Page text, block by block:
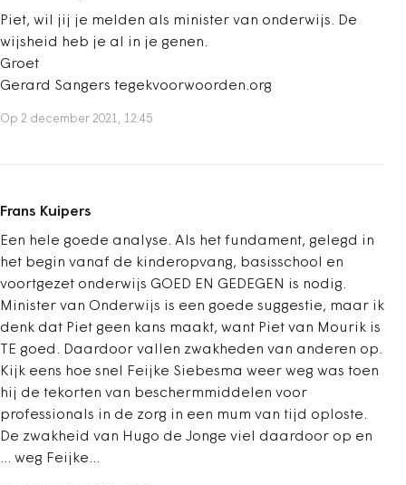
Piet, wil jij je melden als minister van onderwijs. De
wijsheid heb je al in je genen.
Groet
Gerard Sangers tegekvoorwoorden.org
Op 2 december 2021, 12:45
Frans Kuipers
Een hele goede analyse. Als het fundament, gelegd in
het begin vanaf de kinderopvang, basisschool en
voortgezet onderwijs GOED EN GEDEGEN is nodig.
Minister van Onderwijs is een goede suggestie, maar ik
denk dat Piet geen kans maakt, want Piet van Mourik is
TE goed. Daardoor vallen zwakheden van anderen op.
Kijk eens hoe snel Feijke Siebesma weer weg was toen
hij de tekorten van beschermmiddelen voor
professionals in de zorg in een mum van tijd oploste.
De zwakheid van Hugo de Jonge viel daardoor op en
... weg Feijke...